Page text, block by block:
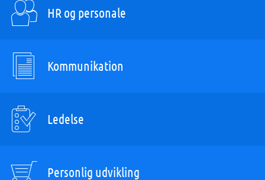
HR og personale
Kommunikation
Ledelse
Personlig udvikling